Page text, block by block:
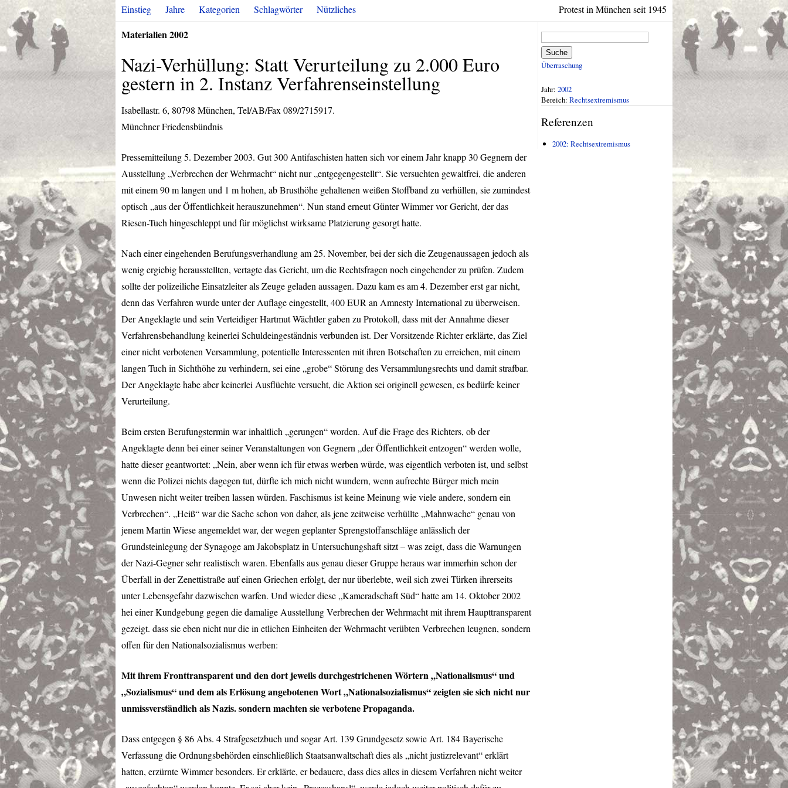
Protest in München seit 1945
Einstieg Jahre Kategorien Schlagwörter Nützliches
Materialien 2002
Nazi-Verhüllung: Statt Verurteilung zu 2.000 Euro
gestern in 2. Instanz Verfahrenseinstellung
Isabellastr. 6, 80798 München, Tel/AB/Fax 089/2715917.
Münchner Friedensbündnis
Pressemitteilung 5. Dezember 2003. Gut 300 Antifaschisten hatten sich vor einem Jahr knapp 30 Gegnern der
Ausstellung „Verbrechen der Wehrmacht“ nicht nur „entgegengestellt“. Sie versuchten gewaltfrei, die anderen
mit einem 90 m langen und 1 m hohen, ab Brusthöhe gehaltenen weißen Stoffband zu verhüllen, sie zumindest
optisch „aus der Öffentlichkeit herauszunehmen“. Nun stand erneut Günter Wimmer vor Gericht, der das
Riesen-Tuch hingeschleppt und für möglichst wirksame Platzierung gesorgt hatte.
Nach einer eingehenden Berufungsverhandlung am 25. November, bei der sich die Zeugenaussagen jedoch als
wenig ergiebig herausstellten, vertagte das Gericht, um die Rechtsfragen noch eingehender zu prüfen. Zudem
sollte der polizeiliche Einsatzleiter als Zeuge geladen aussagen. Dazu kam es am 4. Dezember erst gar nicht,
denn das Verfahren wurde unter der Auflage eingestellt, 400EUR an Amnesty International zu überweisen.
Der Angeklagte und sein Verteidiger Hartmut Wächtler gaben zu Protokoll, dass mit der Annahme dieser
Verfahrensbehandlung keinerlei Schuldeingeständnis verbunden ist. Der Vorsitzende Richter erklärte, das Ziel
einer nicht verbotenen Versammlung, potentielle Interessenten mit ihren Botschaften zu erreichen, mit einem
langen Tuch in Sichthöhe zu verhindern, sei eine „grobe“ Störung des Versammlungsrechts und damit strafbar.
Der Angeklagte habe aber keinerlei Ausflüchte versucht, die Aktion sei originell gewesen, es bedürfe keiner
Verurteilung.
Beim ersten Berufungstermin war inhaltlich „gerungen“ worden. Auf die Frage des Richters, ob der
Angeklagte denn bei einer seiner Veranstaltungen von Gegnern „der Öffentlichkeit entzogen“ werden wolle,
hatte dieser geantwortet: „Nein, aber wenn ich für etwas werben würde, was eigentlich verboten ist, und selbst
wenn die Polizei nichts dagegen tut, dürfte ich mich nicht wundern, wenn aufrechte Bürger mich mein
Unwesen nicht weiter treiben lassen würden. Faschismus ist keine Meinung wie viele andere, sondern ein
Verbrechen“. „Heiß“ war die Sache schon von daher, als jene zeitweise verhüllte „Mahnwache“ genau von
jenem Martin Wiese angemeldet war, der wegen geplanter Sprengstoffanschläge anlässlich der
Grundsteinlegung der Synagoge am Jakobsplatz in Untersuchungshaft sitzt – was zeigt, dass die Warnungen
der Nazi-Gegner sehr realistisch waren. Ebenfalls aus genau dieser Gruppe heraus war immerhin schon der
Überfall in der Zenettistraße auf einen Griechen erfolgt, der nur überlebte, weil sich zwei Türken ihrerseits
unter Lebensgefahr dazwischen warfen. Und wieder diese „Kameradschaft Süd“ hatte am 14. Oktober 2002
hei einer Kundgebung gegen die damalige Ausstellung Verbrechen der Wehrmacht mit ihrem Haupttransparent
gezeigt. dass sie eben nicht nur die in etlichen Einheiten der Wehrmacht verübten Verbrechen leugnen, sondern
offen für den Nationalsozialismus werben:
Mit ihrem Fronttransparent und den dort jeweils durchgestrichenen Wörtern „Nationalismus“ und
„Sozialismus“ und dem als Erlösung angebotenen Wort „Nationalsozialismus“ zeigten sie sich nicht nur
unmissverständlich als Nazis. sondern machten sie verbotene Propaganda.
Dass entgegen § 86 Abs. 4 Strafgesetzbuch und sogar Art. 139 Grundgesetz sowie Art. 184 Bayerische
Verfassung die Ordnungsbehörden einschließlich Staatsanwaltschaft dies als „nicht justizrelevant“ erklärt
hatten, erzürnte Wimmer besonders. Er erklärte, er bedauere, dass dies alles in diesem Verfahren nicht weiter
Suche
Überraschung
Jahr: 2002
Bereich: Rechtsextremismus
Referenzen
2002: Rechtsextremismus